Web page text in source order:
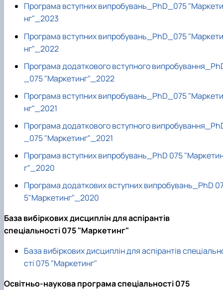
Програма вступних випробувань_PhD_075 "Маркети
нг"_2023
Програма вступних випробувань_PhD_075 "Маркети
нг"_2022
Програма додаткового вступного
_075 "Маркетинг"_2022
Програма вступних випробувань_PhD_075 "Маркети
нг"_2021
Програма додаткового вступного
_075 "Маркетинг"_2021
Програма вступних випробувань_PhD 075
г"_2020
Програма додаткових вступних випробувань_PhD
5"Маркетинг"_2020
База вибіркових дисциплін для аспірантів
спеціальності 075 "Маркетинг"
База вибіркових дисциплін для аспірантів
сті 075 "Маркетинг"
Освітньо-наукова програма спеціальності 075